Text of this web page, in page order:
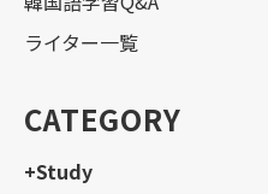
ライター一覧
CATEGORY
+Study